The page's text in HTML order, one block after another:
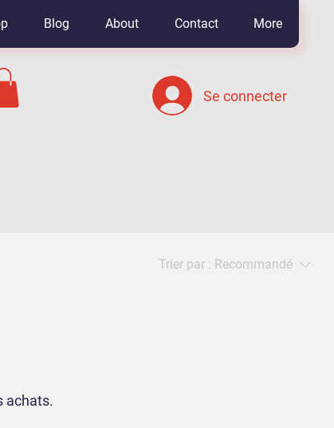
Blog About Contact More
Se connecter
Trier par : Recommandé
achats.